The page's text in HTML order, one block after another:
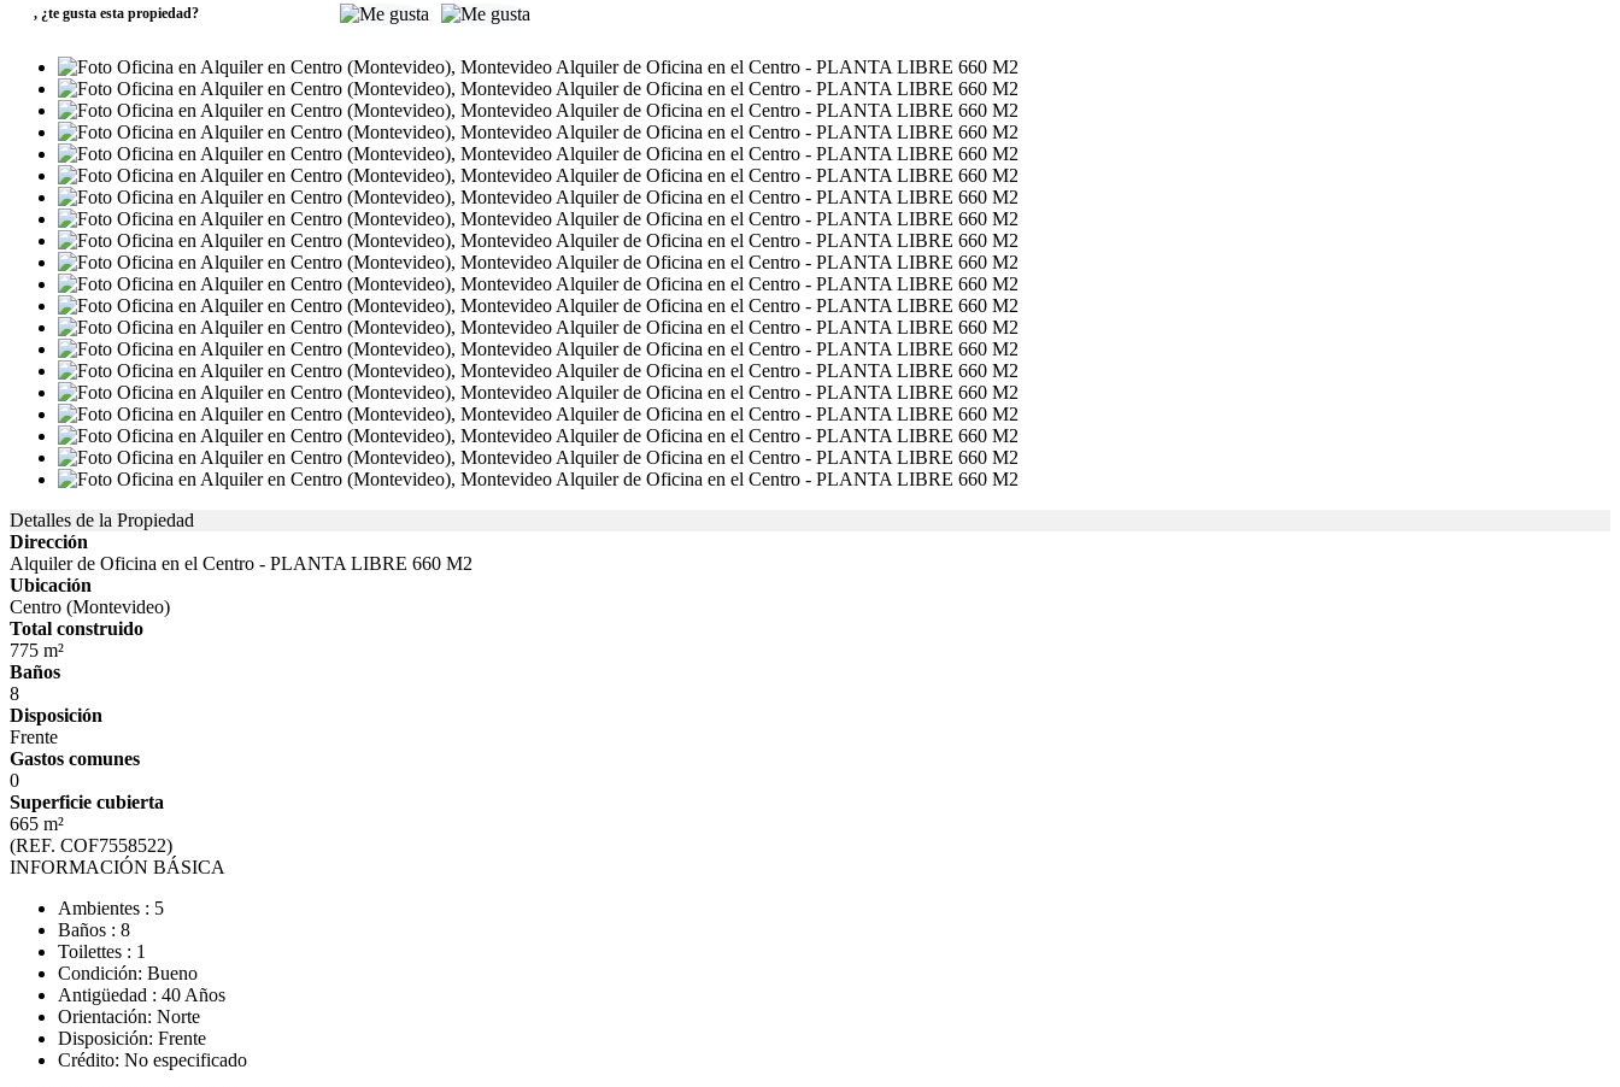
, ¿te gusta esta propiedad?
Detalles de la Propiedad
Dirección
Alquiler de Oficina en el Centro - PLANTA LIBRE 660 M2
Ubicación
Centro (Montevideo)
Total construido
775 m²
Baños
8
Disposición
Frente
Gastos comunes
0
Superficie cubierta
665 m²
(REF. COF7558522)
INFORMACIÓN BÁSICA
Ambientes : 5
Baños : 8
Toilettes : 1
Condición: Bueno
Antigüedad : 40 Años
Orientación: Norte
Disposición: Frente
Crédito: No especificado